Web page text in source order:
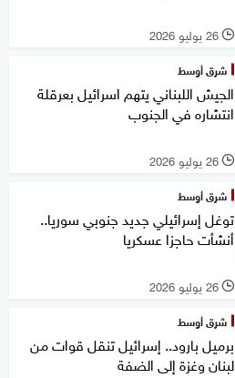
l 26 يوليو 2026
شرق أوسط
الجيش اللبناني يتهم اسرائيل بعرقلة
انتشاره في الجنوب
l 26 يوليو 2026
شرق أوسط
توغل إسرائيلي جديد جنوبي سوريا..
أنشأت حاجزا عسكريا
l 26 يوليو 2026
شرق أوسط
برميل بارود.. إسرائيل تنقل قوات من
لبنان وغزة إلى الضفة